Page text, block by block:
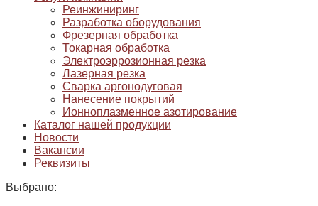
Реинжиниринг
Разработка оборудования
Фрезерная обработка
Токарная обработка
Электроэррозионная резка
Лазерная резка
Сварка аргонодуговая
Нанесение покрытий
Ионноплазменное азотирование
Каталог нашей продукции
Новости
Вакансии
Реквизиты
Выбрано: